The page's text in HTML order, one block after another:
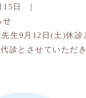
15日
せ
生9月12日(土)休診
診とさせていただ